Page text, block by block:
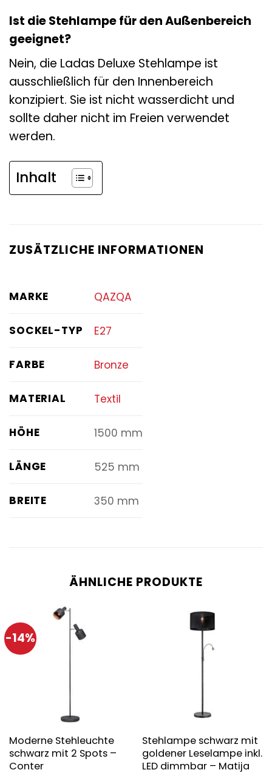
Ist die Stehlampe für den Außenbereich
geeignet?
Nein, die Ladas Deluxe Stehlampe ist
ausschließlich für den Innenbereich
konzipiert. Sie ist nicht wasserdicht und
sollte daher nicht im Freien verwendet
werden.
Inhalt
ZUSÄTZLICHE INFORMATIONEN
MARKE QAZQA
SOCKEL-TYP E27
FARBE Bronze
MATERIAL Textil
HÖHE 1500 mm
LÄNGE 525 mm
BREITE 350 mm
ÄHNLICHE PRODUKTE
-14%
Moderne Stehleuchte
schwarz mit 2 Spots –
Conter
Stehlampe schwarz mit
goldener Leselampe inkl.
LED dimmbar – Matija